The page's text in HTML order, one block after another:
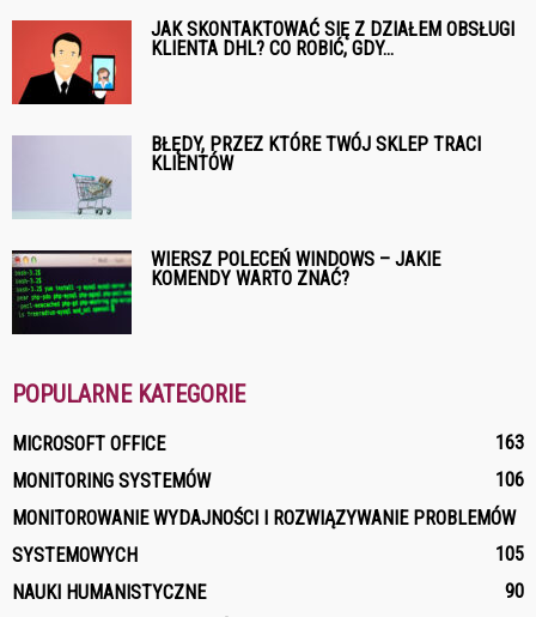
JAK SKONTAKTOWAĆ SIĘ Z DZIAŁEM OBSŁUGI
KLIENTA DHL? CO ROBIĆ, GDY...
BŁĘDY, PRZEZ KTÓRE TWÓJ SKLEP TRACI
KLIENTÓW
WIERSZ POLECEŃ WINDOWS – JAKIE
KOMENDY WARTO ZNAĆ?
POPULARNE KATEGORIE
MICROSOFT OFFICE
163
MONITORING SYSTEMÓW
106
MONITOROWANIE WYDAJNOŚCI I ROZWIĄZYWANIE PROBLEMÓW
SYSTEMOWYCH
105
NAUKI HUMANISTYCZNE
90